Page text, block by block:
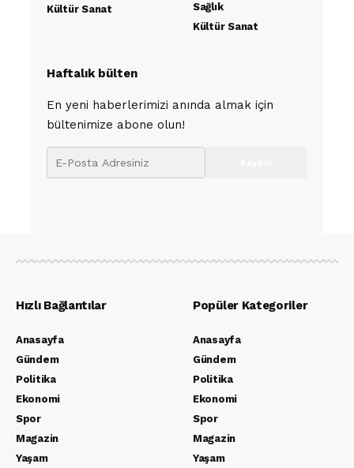
Kültür Sanat
Sağlık
Kültür Sanat
Haftalık bülten
En yeni haberlerimizi anında almak için
bültenimize abone olun!
Hızlı Bağlantılar
Anasayfa
Gündem
Politika
Ekonomi
Spor
Magazin
Yaşam
Popüler Kategoriler
Anasayfa
Gündem
Politika
Ekonomi
Spor
Magazin
Yaşam